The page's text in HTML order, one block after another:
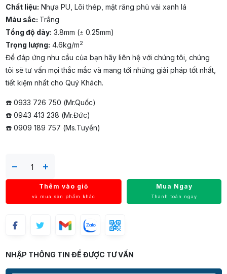
Chất liệu: Nhựa PU, Lõi thép, mặt răng phủ vải xanh lá
Màu sắc: Trắng
Tổng độ dày: 3.8mm (± 0.25mm)
Trọng lượng: 4.6kg/m2
Để đáp ứng nhu cầu của bạn hãy liên hệ với chúng tôi, chúng
tôi sẽ tư vấn mọi thắc mắc và mang tới những giải pháp tốt nhất,
tiết kiệm nhất cho Quý Khách.
☎️ 0933 726 750 (Mr.Quốc)
☎️ 0943 413 238 (Mr.Đức)
☎️ 0909 189 757 (Ms.Tuyền)
Thêm vào giỏ
và mua sản phẩm khác
Mua Ngay
Thanh toán ngay
NHẬP THÔNG TIN ĐỂ ĐƯỢC TƯ VẤN